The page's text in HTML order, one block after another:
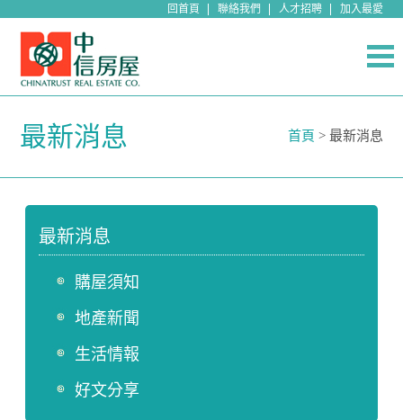
回首頁 聯絡我們 人才招聘 加入最愛
最新消息 首頁 > 最新消息
最新消息
購屋須知
地產新聞
生活情報
好文分享